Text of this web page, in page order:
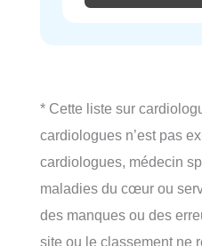
* Cette liste sur
cardiologues n’est pas
cardiologues, médecin
maladies du cœur ou
des manques ou des
site ou le classement ne